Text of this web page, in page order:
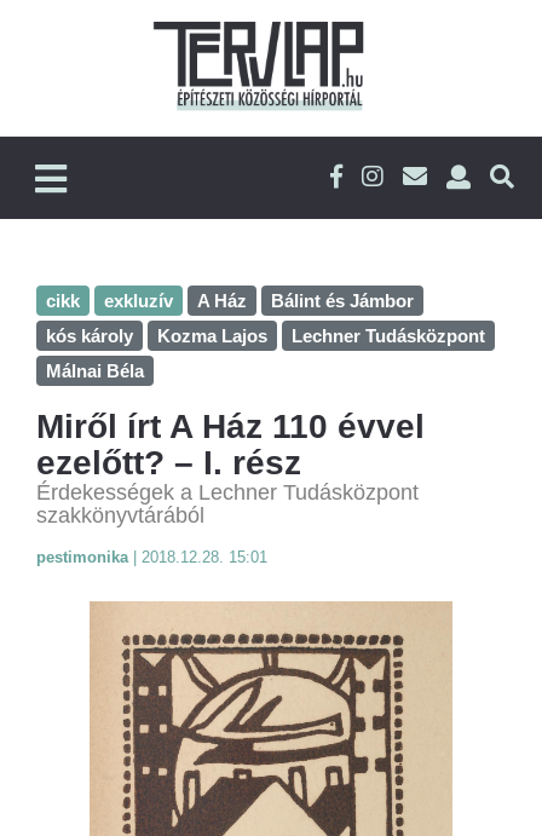
cikk exkluzív A Ház
Bálint és Jámbor
kós károly
Kozma Lajos
Lechner Tudásközpont
Málnai Béla
Miről írt A Ház 110 évvel
ezelőtt? – I. rész
Érdekességek a Lechner Tudásközpont
szakkönyvtárából
pestimonika 2018.12.28. 15:01